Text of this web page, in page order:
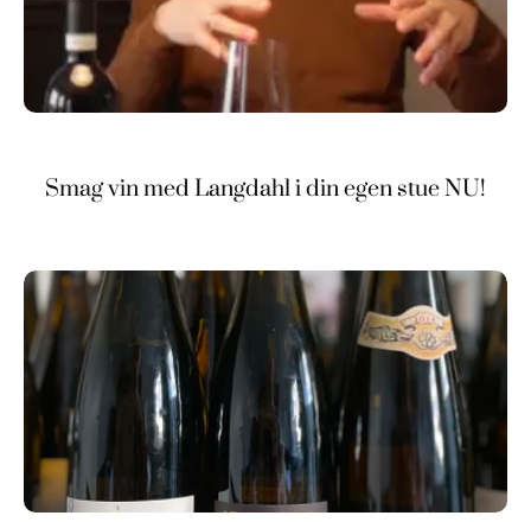
Smag vin med Langdahl i din egen stue NU!